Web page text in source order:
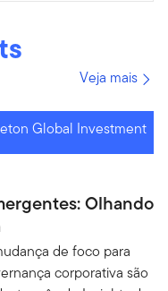
Veja mais
Olhando
de foco para
corporativa são